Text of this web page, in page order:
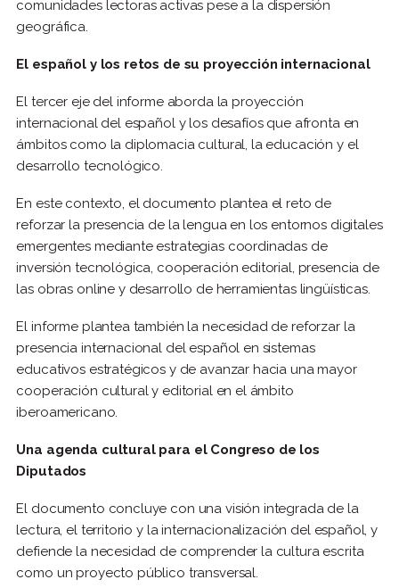
comunidades lectoras activas pese a la dispersión
geográfica.
El español y los retos de su proyección internacional
El tercer eje del informe aborda la proyección
internacional del español y los desafíos que afronta en
ámbitos como la diplomacia cultural, la educación y el
desarrollo tecnológico.
En este contexto, el documento plantea el reto de
reforzar la presencia de la lengua en los entornos digitales
emergentes mediante estrategias coordinadas de
inversión tecnológica, cooperación editorial, presencia de
las obras online y desarrollo de herramientas lingüísticas.
El informe plantea también la necesidad de reforzar la
presencia internacional del español en sistemas
educativos estratégicos y de avanzar hacia una mayor
cooperación cultural y editorial en el ámbito
iberoamericano.
Una agenda cultural para el Congreso de los
Diputados
El documento concluye con una visión integrada de la
lectura, el territorio y la internacionalización del español, y
defiende la necesidad de comprender la cultura escrita
como un proyecto público transversal.